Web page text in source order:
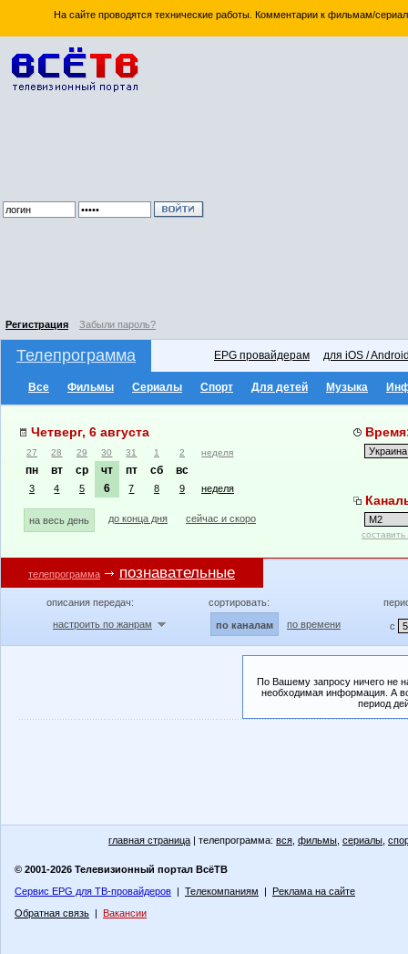
На сайте проводятся технические работы. Комментарии к фильмам/
Регистрация Забыли пароль?
Телепрограмма EPG провайдерам для iOS /
Все Фильмы Сериалы Спорт Для детей Музыка
Четверг, 6 августа
27 28 29 30 31 1 2 неделя
пн вт ср чт пт сб вс
3 4 5 6 7 8 9 неделя
на весь день до конца дня сейчас и скоро
телепрограмма познавательные
описания передач:
настроить по жанрам
сортировать:
по каналам по времени с
По Вашему запросу ничего не
необходимая информация. А
период
главная страница | телепрограмма: вся фильмы сериалы
© 2001-2026 Телевизионный портал ВсёТВ
Сервис EPG для ТВ-провайдеров | Телекомпаниям | Реклама на сайте
Обратная связь | Вакансии